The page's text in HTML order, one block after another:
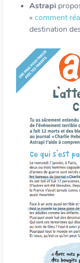
Astrapi
« comment
destination